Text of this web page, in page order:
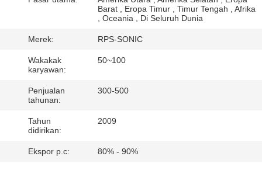
KUALITAS
HUBUNGI
KAMI
BERITA
KASUS
Barat , Eropa Timur , Timur Tengah , Afrika
, Oceania , Di Seluruh Dunia
Merek: RPS-SONIC
Wakakak
karyawan:
50~100
Penjualan
tahunan:
300-500
Tahun
didirikan:
2009
Ekspor p.c: 80% - 90%